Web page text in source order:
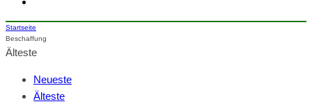
Startseite
Beschaffung
Älteste
Neueste
Älteste